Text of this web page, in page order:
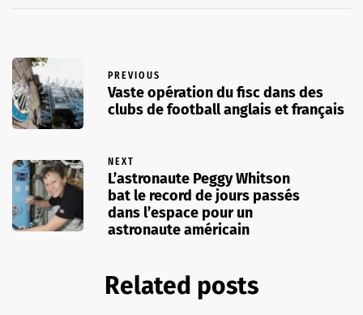
PREVIOUS
Vaste opération du fisc dans des
clubs de football anglais et français
NEXT
L’astronaute Peggy Whitson
bat le record de jours passés
dans l’espace pour un
astronaute américain
Related posts